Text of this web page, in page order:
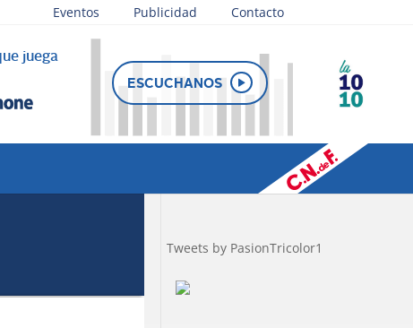
Eventos Publicidad Contacto
juega
ESCUCHANOS
Tweets by PasionTricolor1